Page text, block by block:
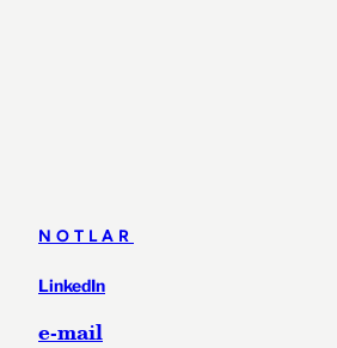
NOTLAR
LinkedIn
e-mail